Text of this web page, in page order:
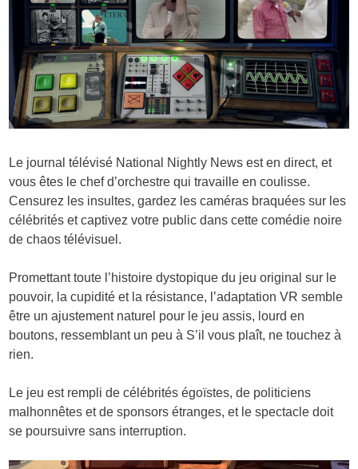
Le journal télévisé National Nightly News est en direct, et
vous êtes le chef d’orchestre qui travaille en coulisse.
Censurez les insultes, gardez les caméras braquées sur les
célébrités et captivez votre public dans cette comédie noire
de chaos télévisuel.
Promettant toute l’histoire dystopique du jeu original sur le
pouvoir, la cupidité et la résistance, l’adaptation VR semble
être un ajustement naturel pour le jeu assis, lourd en
boutons, ressemblant un peu à S’il vous plaît, ne touchez à
rien.
Le jeu est rempli de célébrités égoïstes, de politiciens
malhonnêtes et de sponsors étranges, et le spectacle doit
se poursuivre sans interruption.